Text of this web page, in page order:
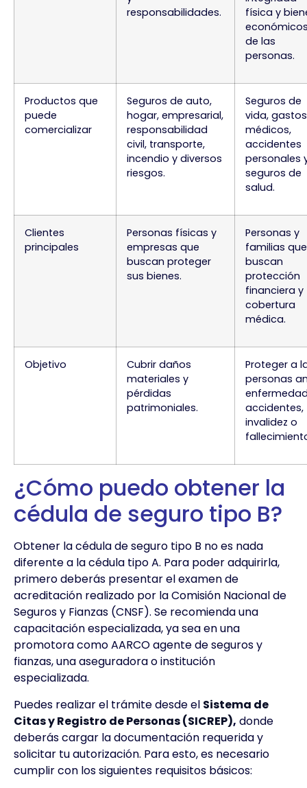
responsabilidades.
física y
de las
personas.
Productos que
puede
comercializar
Seguros de auto,
hogar, empresarial,
responsabilidad
civil, transporte,
incendio y diversos
riesgos.
Seguros de
vida, gastos
médicos,
accidentes
personales
seguros de
salud.
Clientes
principales
Personas físicas y
empresas que
buscan proteger
sus bienes.
Personas y
familias que
buscan
protección
financiera y
cobertura
médica.
Objetivo
Cubrir daños
materiales y
pérdidas
patrimoniales.
Proteger a
personas
accidentes,
invalidez o
¿Cómo puedo obtener la
cédula de seguro tipo B?
Obtener la cédula de seguro tipo B no es nada
diferente a la cédula tipo A. Para poder adquirirla,
primero deberás presentar el examen de
acreditación realizado por la Comisión Nacional de
Seguros y Fianzas (CNSF). Se recomienda una
capacitación especializada, ya sea en una
promotora como AARCO agente de seguros y
fianzas, una aseguradora o institución
especializada.
Puedes realizar el trámite desde el Sistema de
Citas y Registro de Personas (SICREP), donde
deberás cargar la documentación requerida y
solicitar tu autorización. Para esto, es necesario
cumplir con los siguientes requisitos básicos: